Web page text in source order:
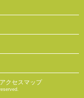
アクセスマップ